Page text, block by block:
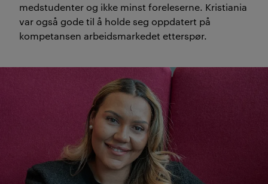
medstudenter og ikke minst foreleserne. Kristiania
var også gode til å holde seg oppdatert på
kompetansen arbeidsmarkedet etterspør.